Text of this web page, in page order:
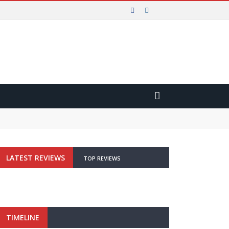
REGIONALE
LATEST REVIEWS TOP REVIEWS
TIMELINE